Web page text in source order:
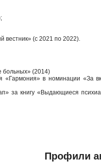
вестник» (с 2021 по 2022).
больных» (2014)
в номинации «За
за книгу «Выдающиеся
Профили